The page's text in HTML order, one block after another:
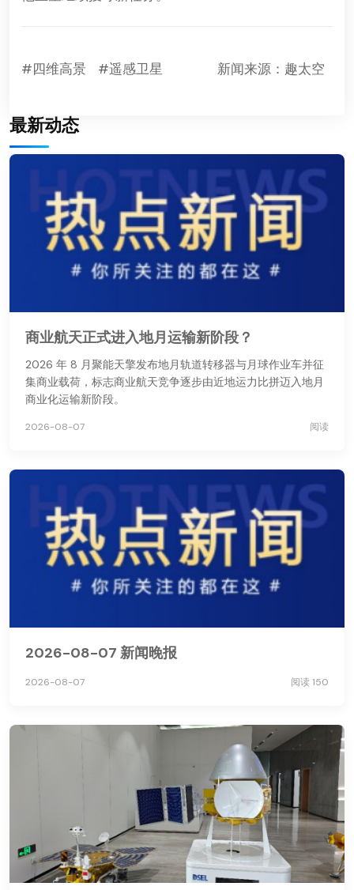
#四维高景 #遥感卫星 新闻来源：趣太空
最新动态
商业航天正式进入地月运输新阶段？
2026 年 8 月聚能天擎发布地月轨道转移器与月球作业车并征
集商业载荷，标志商业航天竞争逐步由近地运力比拼迈入地月
商业化运输新阶段。
2026-08-07 阅读
2026-08-07 新闻晚报
2026-08-07 阅读 150